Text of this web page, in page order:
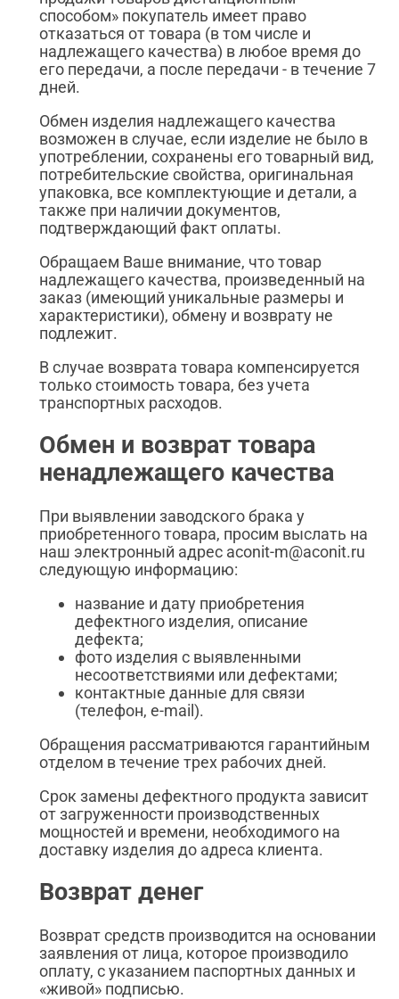
способом» покупатель имеет право
отказаться от товара (в том числе и
надлежащего качества) в любое время до
его передачи, а после передачи - в течение 7
дней.
Обмен изделия надлежащего качества
возможен в случае, если изделие не было в
употреблении, сохранены его товарный вид,
потребительские свойства, оригинальная
упаковка, все комплектующие и детали, а
также при наличии документов,
подтверждающий факт оплаты.
Обращаем Ваше внимание, что товар
надлежащего качества, произведенный на
заказ (имеющий уникальные размеры и
характеристики), обмену и возврату не
подлежит.
В случае возврата товара компенсируется
только стоимость товара, без учета
транспортных расходов.
Обмен и возврат товара
ненадлежащего качества
При выявлении заводского брака у
приобретенного товара, просим выслать на
наш электронный адрес aconit-m@aconit.ru
следующую информацию:
название и дату приобретения
дефектного изделия, описание
дефекта;
фото изделия с выявленными
несоответствиями или дефектами;
контактные данные для связи
(телефон, e-mail).
Обращения рассматриваются гарантийным
отделом в течение трех рабочих дней.
Срок замены дефектного продукта зависит
от загруженности производственных
мощностей и времени, необходимого на
доставку изделия до адреса клиента.
Возврат денег
Возврат средств производится на основании
заявления от лица, которое производило
оплату, с указанием паспортных данных и
«живой» подписью.